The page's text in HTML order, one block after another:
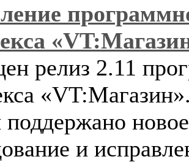
релиз 2.11
поддержано новое
и